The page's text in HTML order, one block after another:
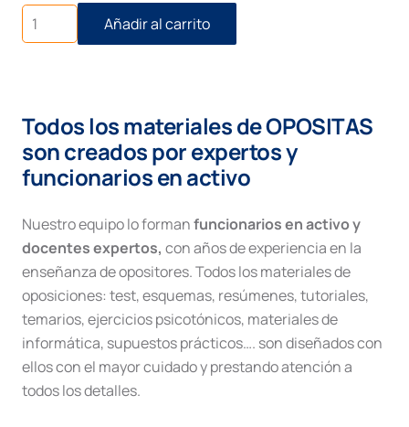
Multas
en
Civil
Añadir al carrito
Todos los materiales de OPOSITAS
son creados por expertos y
funcionarios en activo
Nuestro equipo lo formanfuncionarios en activo y
docentes expertos, con años de experiencia en la
enseñanza de opositores. Todos los materiales de
oposiciones: test, esquemas, resúmenes, tutoriales,
temarios, ejercicios psicotónicos, materiales de
informática, supuestos prácticos…. son diseñados con
ellos con el mayor cuidado y prestando atención a
todos los detalles.